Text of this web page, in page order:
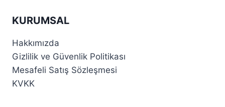
KURUMSAL
Hakkımızda
Gizlilik ve Güvenlik Politikası
Mesafeli Satış Sözleşmesi
KVKK